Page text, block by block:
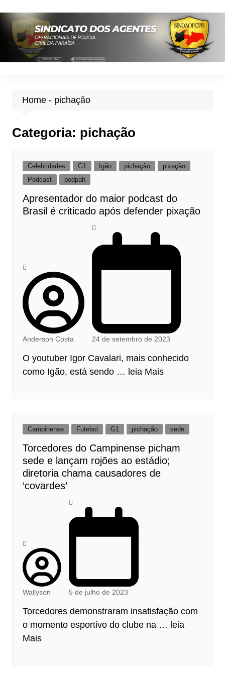
para
conteúdo
Home- pichação
Categoria: pichação
Celebridades G1 Igão pichação
pixação
Podcast
podpah
Apresentador do maior podcast do
Brasil é criticado após defender pixação
Anderson Costa 24 de setembro de 2023
O youtuber Igor Cavalari, mais conhecido
como Igão, está sendo … leia Mais
Campinense Futebol G1 pichação sede
Torcedores do Campinense picham
sede e lançam rojões ao estádio;
diretoria chama causadores de
‘covardes’
Wallyson 5 de julho de 2023
Torcedores demonstraram insatisfação com
o momento esportivo do clube na … leia
Mais